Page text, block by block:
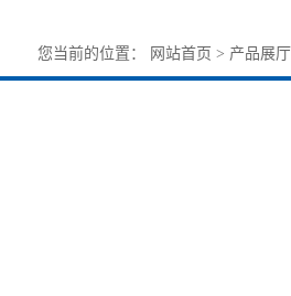
您当前的位置： 网站首页 > 产品展厅